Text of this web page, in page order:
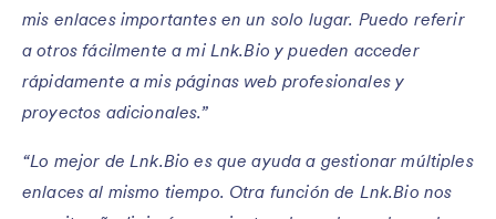
mis enlaces importantes en un solo lugar. Puedo referir
a otros fácilmente a mi Lnk.Bio y pueden acceder
rápidamente a mis páginas web profesionales y
proyectos adicionales.”
“Lo mejor de Lnk.Bio es que ayuda a gestionar múltiples
enlaces al mismo tiempo. Otra función de Lnk.Bio nos